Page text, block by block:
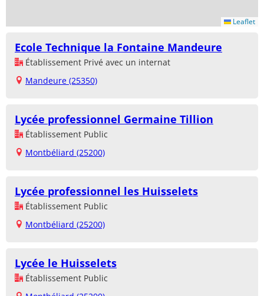
Leaflet
Ecole Technique la Fontaine Mandeure
Établissement Privé avec un internat
Mandeure (25350)
Lycée professionnel Germaine Tillion
Établissement Public
Montbéliard (25200)
Lycée professionnel les Huisselets
Établissement Public
Montbéliard (25200)
Lycée le Huisselets
Établissement Public